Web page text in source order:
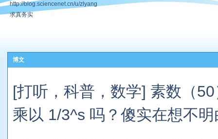
http://blog.sciencenet.cn/u/zlyang
求真务实
博文
[打听，科普，数学] 素数（
乘以 1/3^s 吗？傻实在想不明